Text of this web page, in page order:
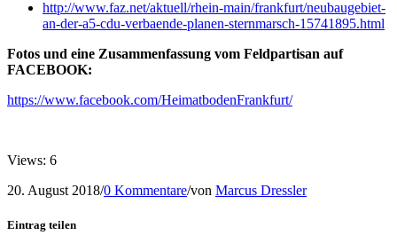
http://www.faz.net/aktuell/rhein-main/frankfurt/neubaugebiet-
an-der-a5-cdu-verbaende-planen-sternmarsch-15741895.html
Fotos und eine Zusammenfassung vom Feldpartisan auf
FACEBOOK:
https://www.facebook.com/HeimatbodenFrankfurt/
Views: 6
20. August 2018/0 Kommentare/von Marcus Dressler
Eintrag teilen